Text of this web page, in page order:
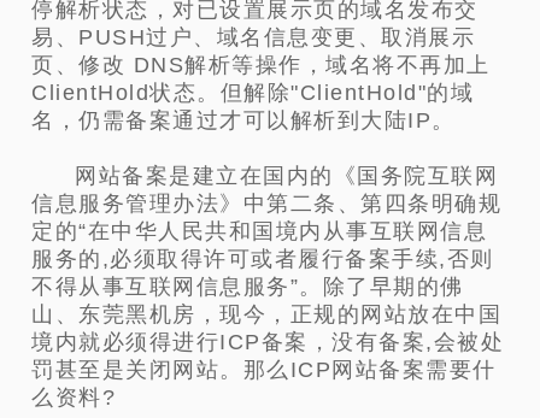
停解析状态，对已设置展示页的域名发布交
易、PUSH过户、域名信息变更、取消展示
页、修改 DNS解析等操作，域名将不再加上
ClientHold状态。但解除"ClientHold"的域
名，仍需备案通过才可以解析到大陆IP。
网站备案是建立在国内的《国务院互联网
信息服务管理办法》中第二条、第四条明确规
定的“在中华人民共和国境内从事互联网信息
服务的,必须取得许可或者履行备案手续,否则
不得从事互联网信息服务”。除了早期的佛
山、东莞黑机房，现今，正规的网站放在中国
境内就必须得进行ICP备案，没有备案,会被处
罚甚至是关闭网站。那么ICP网站备案需要什
么资料?